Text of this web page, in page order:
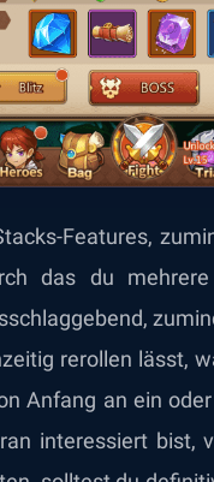
Features,
das du
rerollen lässt,
Anfang an ein
interessiert bist,